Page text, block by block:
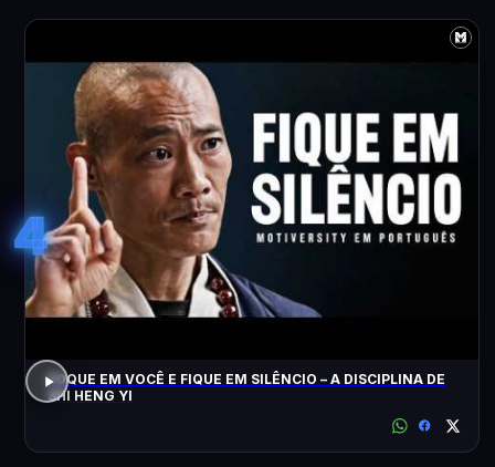
4
FOQUE EM VOCÊ E FIQUE EM SILÊNCIO – A DISCIPLINA DE
SHI HENG YI